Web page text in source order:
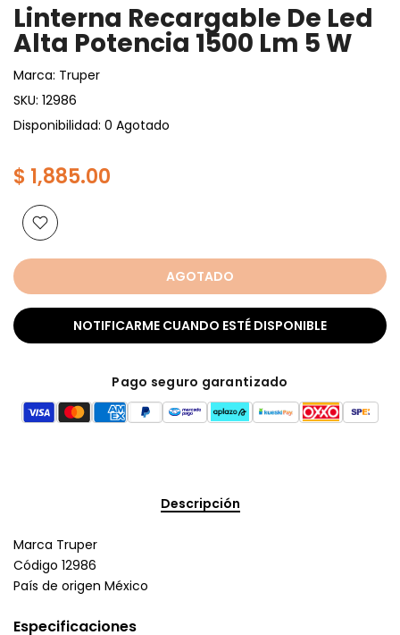
Linterna Recargable De Led
Alta Potencia 1500 Lm 5 W
Marca: Truper
SKU: 12986
Disponibilidad: 0 Agotado
$ 1,885.00
AGOTADO
NOTIFICARME CUANDO ESTÉ DISPONIBLE
Pago seguro garantizado
Descripción
Marca Truper
Código 12986
País de origen México
Especificaciones